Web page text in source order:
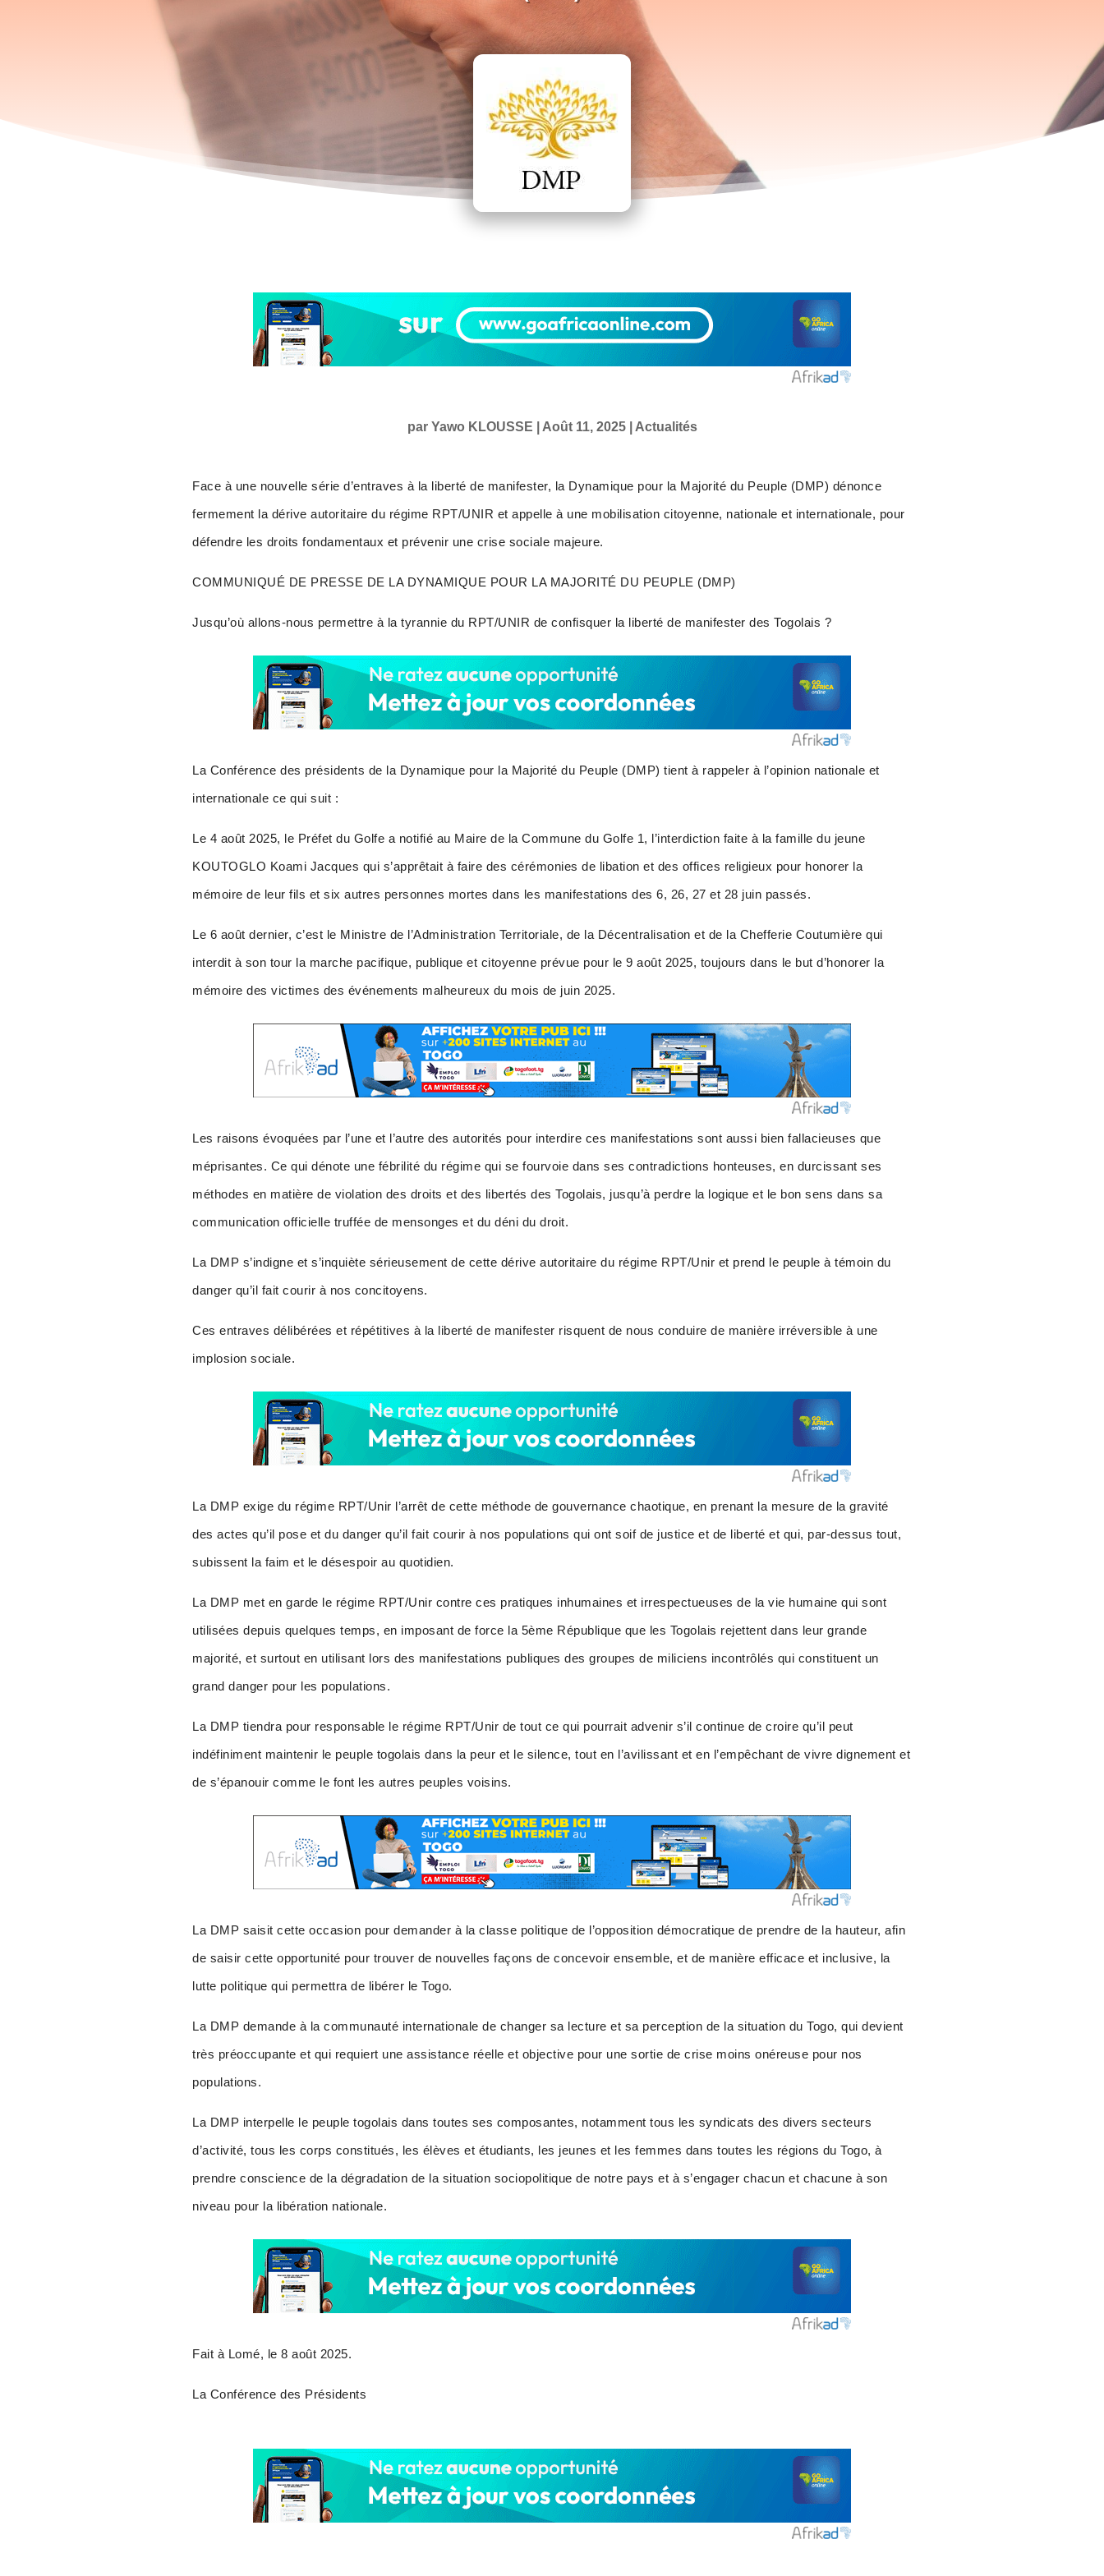
par Yawo KLOUSSE Août 11, 2025| Actualités
Face à une nouvelle série d’entraves à la liberté de manifester, la Dynamique pour la Majorité du Peuple (DMP) dénonce
fermement la dérive autoritaire du régime RPT/UNIR et appelle à une mobilisation citoyenne, nationale et internationale, pour
défendre les droits fondamentaux et prévenir une crise sociale majeure.
COMMUNIQUÉ DE PRESSE DE LA DYNAMIQUE POUR LA MAJORITÉ DU PEUPLE (DMP)
Jusqu’où allons-nous permettre à la tyrannie du RPT/UNIR de confisquer la liberté de manifester des Togolais ?
La Conférence des présidents de la Dynamique pour la Majorité du Peuple (DMP) tient à rappeler à l’opinion nationale et
internationale ce qui suit :
Le 4 août 2025, le Préfet du Golfe a notifié au Maire de la Commune du Golfe 1, l’interdiction faite à la famille du jeune
KOUTOGLO Koami Jacques qui s’apprêtait à faire des cérémonies de libation et des offices religieux pour honorer la
mémoire de leur fils et six autres personnes mortes dans les manifestations des 6, 26, 27 et 28 juin passés.
Le 6 août dernier, c’est le Ministre de l’Administration Territoriale, de la Décentralisation et de la Chefferie Coutumière qui
interdit à son tour la marche pacifique, publique et citoyenne prévue pour le 9 août 2025, toujours dans le but d’honorer la
mémoire des victimes des événements malheureux du mois de juin 2025.
Les raisons évoquées par l’une et l’autre des autorités pour interdire ces manifestations sont aussi bien fallacieuses que
méprisantes. Ce qui dénote une fébrilité du régime qui se fourvoie dans ses contradictions honteuses, en durcissant ses
méthodes en matière de violation des droits et des libertés des Togolais, jusqu’à perdre la logique et le bon sens dans sa
communication officielle truffée de mensonges et du déni du droit.
La DMP s’indigne et s’inquiète sérieusement de cette dérive autoritaire du régime RPT/Unir et prend le peuple à témoin du
danger qu’il fait courir à nos concitoyens.
Ces entraves délibérées et répétitives à la liberté de manifester risquent de nous conduire de manière irréversible à une
implosion sociale.
La DMP exige du régime RPT/Unir l’arrêt de cette méthode de gouvernance chaotique, en prenant la mesure de la gravité
des actes qu’il pose et du danger qu’il fait courir à nos populations qui ont soif de justice et de liberté et qui, par-dessus tout,
subissent la faim et le désespoir au quotidien.
La DMP met en garde le régime RPT/Unir contre ces pratiques inhumaines et irrespectueuses de la vie humaine qui sont
utilisées depuis quelques temps, en imposant de force la 5ème République que les Togolais rejettent dans leur grande
majorité, et surtout en utilisant lors des manifestations publiques des groupes de miliciens incontrôlés qui constituent un
grand danger pour les populations.
La DMP tiendra pour responsable le régime RPT/Unir de tout ce qui pourrait advenir s’il continue de croire qu’il peut
indéfiniment maintenir le peuple togolais dans la peur et le silence, tout en l’avilissant et en l’empêchant de vivre dignement et
de s’épanouir comme le font les autres peuples voisins.
La DMP saisit cette occasion pour demander à la classe politique de l’opposition démocratique de prendre de la hauteur, afin
de saisir cette opportunité pour trouver de nouvelles façons de concevoir ensemble, et de manière efficace et inclusive, la
lutte politique qui permettra de libérer le Togo.
La DMP demande à la communauté internationale de changer sa lecture et sa perception de la situation du Togo, qui devient
très préoccupante et qui requiert une assistance réelle et objective pour une sortie de crise moins onéreuse pour nos
populations.
La DMP interpelle le peuple togolais dans toutes ses composantes, notamment tous les syndicats des divers secteurs
d’activité, tous les corps constitués, les élèves et étudiants, les jeunes et les femmes dans toutes les régions du Togo, à
prendre conscience de la dégradation de la situation sociopolitique de notre pays et à s’engager chacun et chacune à son
niveau pour la libération nationale.
Fait à Lomé, le 8 août 2025.
La Conférence des Présidents